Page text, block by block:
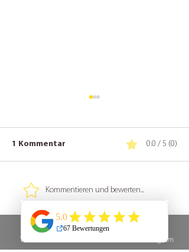
Musik auf Instagram
1 Kommentar 0.0 / 5 (0)
Kommentieren und bewerten...
Aktuell
Unknown member
Telefon Instagram